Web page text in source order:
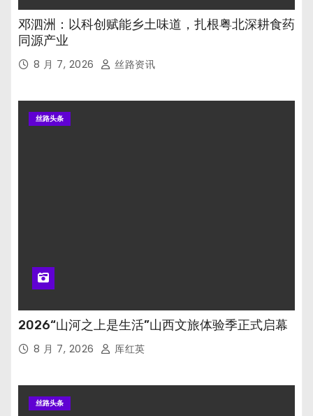
邓泗洲：以科创赋能乡土味道，扎根粤北深耕食药
同源产业
8 月 7, 2026 丝路资讯
丝路头条
2026“山河之上是生活”山西文旅体验季正式启幕
8 月 7, 2026 厍红英
丝路头条